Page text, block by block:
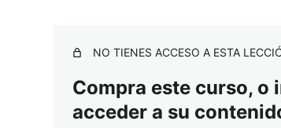
NO TIENES ACCESO A ESTA
Compra este curso, o
acceder a su